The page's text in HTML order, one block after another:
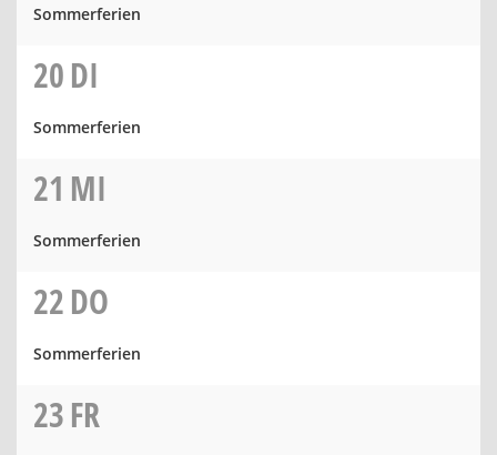
Sommerferien
20DI
Sommerferien
21 MI
Sommerferien
22DO
Sommerferien
23FR